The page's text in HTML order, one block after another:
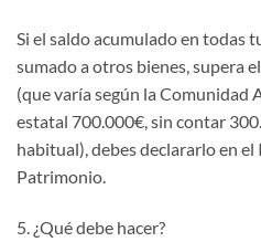
Si el saldo acumulado en todas
sumado a otros bienes, supera
(que varía según la Comunidad
estatal 700.000€, sin contar
habitual), debes declararlo en
Patrimonio.
5. ¿Qué debe hacer?